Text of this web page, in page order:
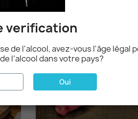
favorite_borderverification
de l'alcool, avez-vous l'âge légal
l’alcool dans votre pays?
Oui